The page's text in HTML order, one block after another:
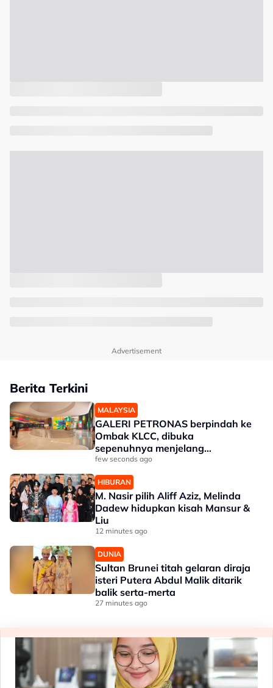
Advertisement
Berita Terkini
MALAYSIA
GALERI PETRONAS berpindah ke
Ombak KLCC, dibuka
sepenuhnya menjelang
penghujung 2027
few seconds ago
HIBURAN
M. Nasir pilih Aliff Aziz, Melinda
Dadew hidupkan kisah Mansur &
Liu
12 minutes ago
DUNIA
Sultan Brunei titah gelaran diraja
isteri Putera Abdul Malik ditarik
balik serta-merta
27 minutes ago